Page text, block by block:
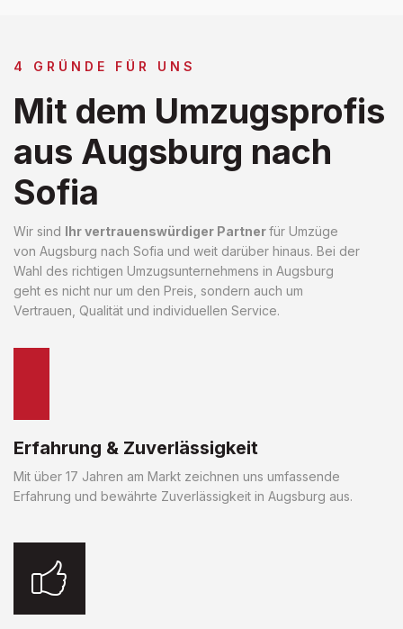
4 GRÜNDE FÜR UNS
Mit dem Umzugsprofis
aus Augsburg nach
Sofia
Wir sind Ihr vertrauenswürdiger Partnerfür Umzüge
von Augsburg nach Sofia und weit darüber hinaus. Bei der
Wahl des richtigen Umzugsunternehmens in Augsburg
geht es nicht nur um den Preis, sondern auch um
Vertrauen, Qualität und individuellen Service.
Erfahrung & Zuverlässigkeit
Mit über 17 Jahren am Markt zeichnen uns umfassende
Erfahrung und bewährte Zuverlässigkeit in Augsburg aus.